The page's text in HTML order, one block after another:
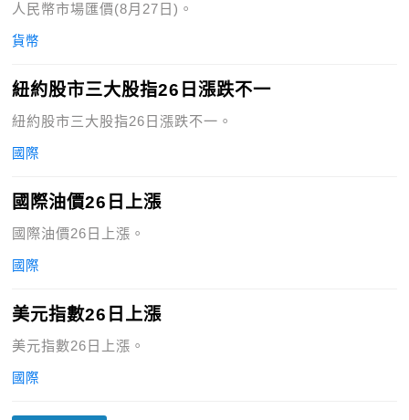
人民幣市場匯價(8月27日)。
貨幣
紐約股市三大股指26日漲跌不一
紐約股市三大股指26日漲跌不一。
國際
國際油價26日上漲
國際油價26日上漲。
國際
美元指數26日上漲
美元指數26日上漲。
國際